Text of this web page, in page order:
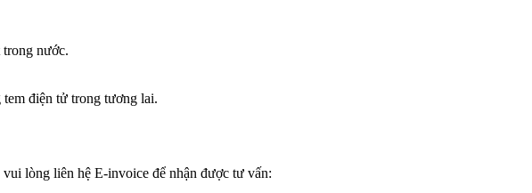
trong nước.
điện tử trong tương lai.
lòng liên hệ E-invoice để nhận được tư vấn: